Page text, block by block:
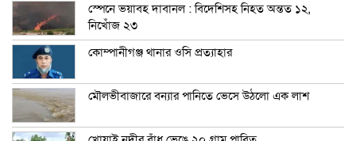
স্পেনে ভয়াবহ দাবানল : বিদেশিসহ নিহত অন্তত ১২,
নিখোঁজ ২৩
কোম্পানীগঞ্জ থানার ওসি প্রত্যাহার
মৌলভীবাজারে বন্যার পানিতে ভেসে উঠলো এক লাশ